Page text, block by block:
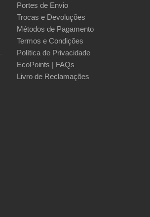
Portes de Envio
Trocas e Devoluções
Métodos de Pagamento
Termos e Condições
Política de Privacidade
EcoPoints | FAQs
Livro de Reclamações